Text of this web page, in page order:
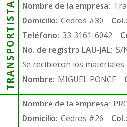
TRANSPORTISTA Nombre de la empresa:
Domicilio: Cedros #30 Col.:
Teléfono: 33-3161-6042
No. de registro LAU-JAL: S/
Se recibieron los
Nombre: MIGUEL PONCE
Nombre de la empresa:
Domicilio: Cedros #26 Col.: